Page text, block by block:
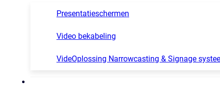
Presentatieschermen
Video bekabeling
VideOplossing Narrowcasting & Signage